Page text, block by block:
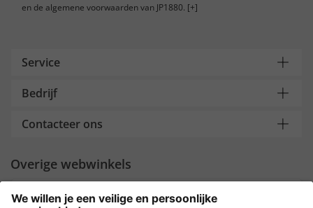
en de algemene voorwaarden van JP1880. [+]
Service
Bedrijf
Contacteer ons
Overige webwinkels
Nederland